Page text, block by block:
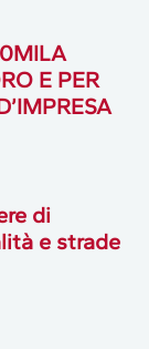
E PER
di
e strade